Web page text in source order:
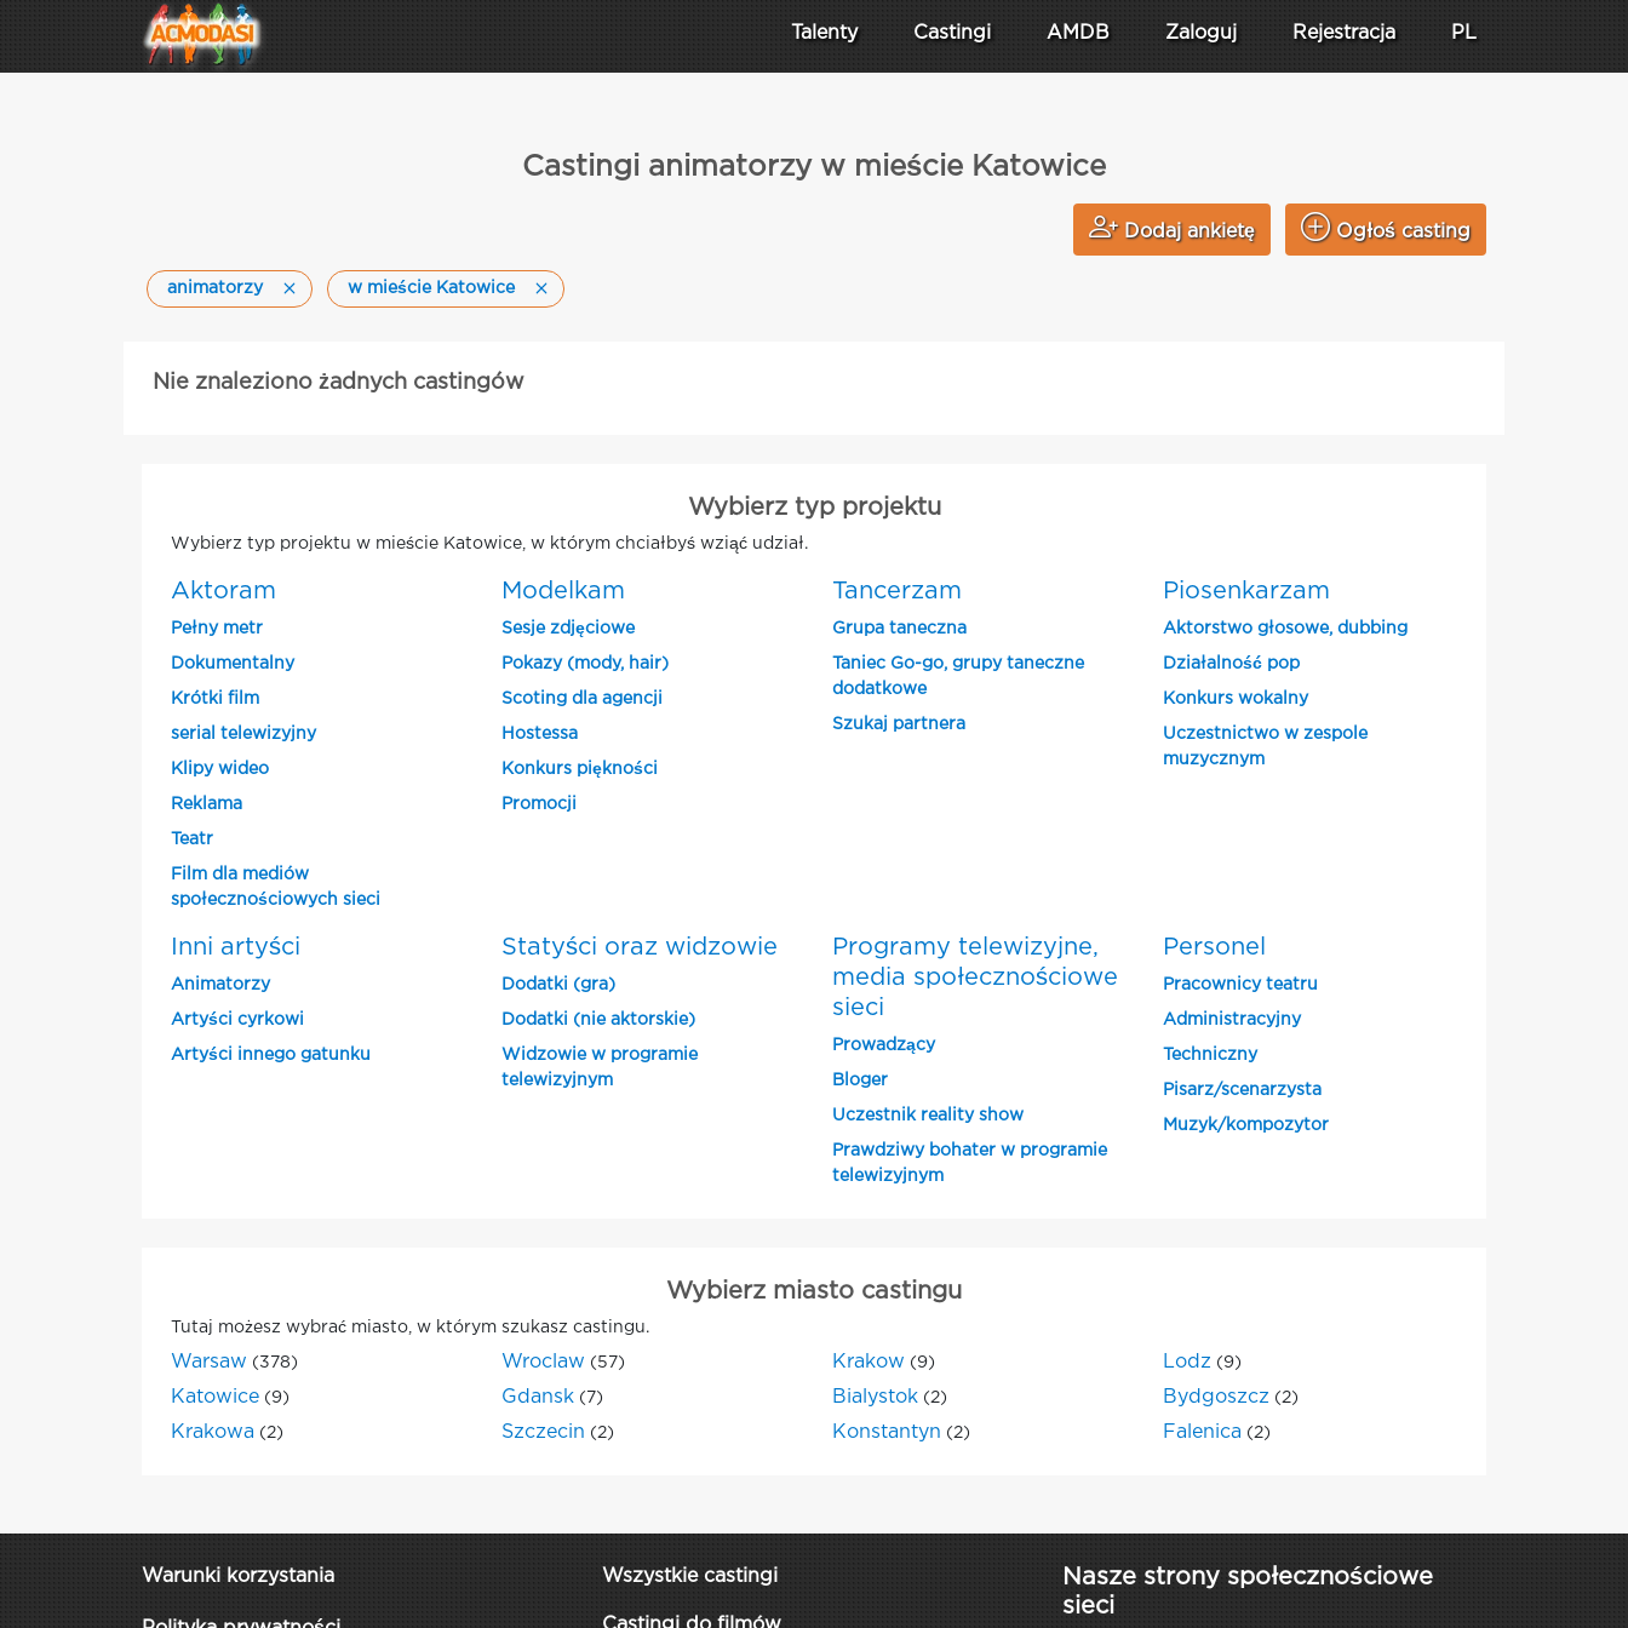
Talenty Castingi AMDB Zaloguj Rejestracja PL
Castingi animatorzy w mieście Katowice
Dodaj ankietę Ogłoś casting
animatorzy w mieście Katowice
Nie znaleziono żadnych castingów
Wybierz typ projektu
Wybierz typ projektu w mieście Katowice, w którym chciałbyś wziąć udział.
Aktoram
Pełny metr
Dokumentalny
Krótki film
serial telewizyjny
Klipy wideo
Reklama
Teatr
Film dla mediów
społecznościowych sieci
Modelkam
Sesje zdjęciowe
Pokazy (mody, hair)
Scoting dla agencji
Hostessa
Konkurs piękności
Promocji
Tancerzam
Grupa taneczna
Taniec Go-go, grupy taneczne
dodatkowe
Szukaj partnera
Piosenkarzam
Aktorstwo głosowe, dubbing
Działalność pop
Konkurs wokalny
Uczestnictwo w zespole
muzycznym
Inni artyści
Animatorzy
Artyści cyrkowi
Artyści innego gatunku
Statyści oraz widzowie
Dodatki (gra)
Dodatki (nie aktorskie)
Widzowie w programie
telewizyjnym
Programy telewizyjne,
media społecznościowe
sieci
Prowadzący
Bloger
Uczestnik reality show
Prawdziwy bohater w programie
telewizyjnym
Personel
Pracownicy teatru
Administracyjny
Techniczny
Pisarz/scenarzysta
Muzyk/kompozytor
Wybierz miasto castingu
Tutaj możesz wybrać miasto, w którym szukasz castingu.
Warsaw (378) Wroclaw (57) Krakow (9) Lodz (9)
Katowice (9) Gdansk (7) Bialystok (2) Bydgoszcz (2)
Krakowa (2) Szczecin (2) Konstantyn (2) Falenica (2)
Warunki korzystania Wszystkie castingi
Nasze strony społecznościowe
sieci